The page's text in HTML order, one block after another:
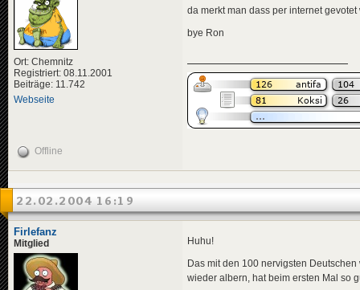
Ort: Chemnitz
Registriert: 08.11.2001
Beiträge: 11.742
Webseite
da merkt man dass per internet
bye Ron
Offline
22.02.2004 16:19
Firlefanz
Mitglied Huhu!
Das mit den 100 nervigsten
wieder albern, hat beim ersten Mal so